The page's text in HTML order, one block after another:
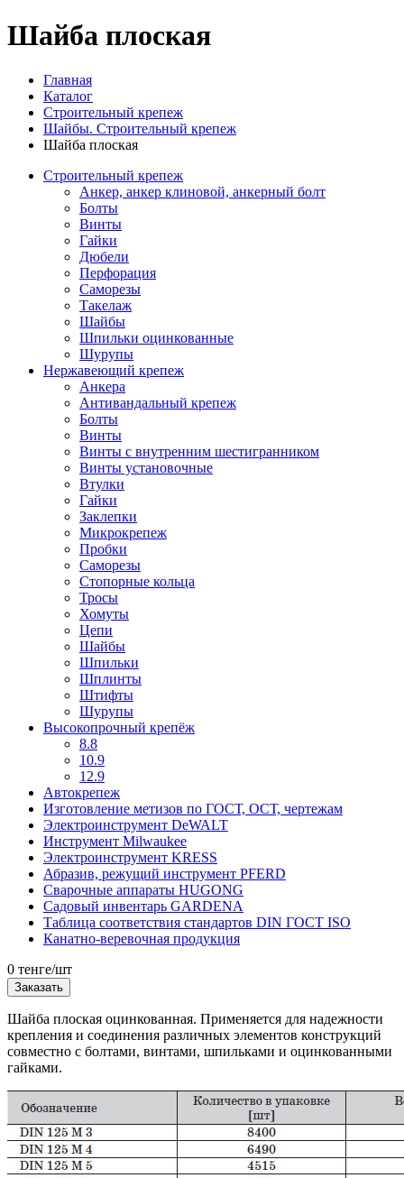
Шайба плоская
Главная
Каталог
Строительный крепеж
Шайбы. Строительный крепеж
Шайба плоская
Строительный крепеж
Анкер, анкер клиновой, анкерный болт
Болты
Винты
Гайки
Дюбели
Перфорация
Саморезы
Такелаж
Шайбы
Шпильки оцинкованные
Шурупы
Нержавеющий крепеж
Анкера
Антивандальный крепеж
Болты
Винты
Винты с внутренним шестигранником
Винты установочные
Втулки
Гайки
Заклепки
Микрокрепеж
Пробки
Саморезы
Стопорные кольца
Тросы
Хомуты
Цепи
Шайбы
Шпильки
Шплинты
Штифты
Шурупы
Высокопрочный крепёж
8.8
10.9
12.9
Автокрепеж
Изготовление метизов по ГОСТ, ОСТ, чертежам
Электроинструмент DeWALT
Инструмент Milwaukee
Электроинструмент KRESS
Абразив, режущий инструмент PFERD
Сварочные аппараты HUGONG
Садовый инвентарь GARDENA
Таблица соответствия стандартов DIN ГОСТ ISO
Канатно-веревочная продукция
0 тенге/шт
Заказать
Шайба плоская оцинкованная. Применяется для надежности
крепления и соединения различных элементов конструкций
совместно с болтами, винтами, шпильками и оцинкованными
гайками.